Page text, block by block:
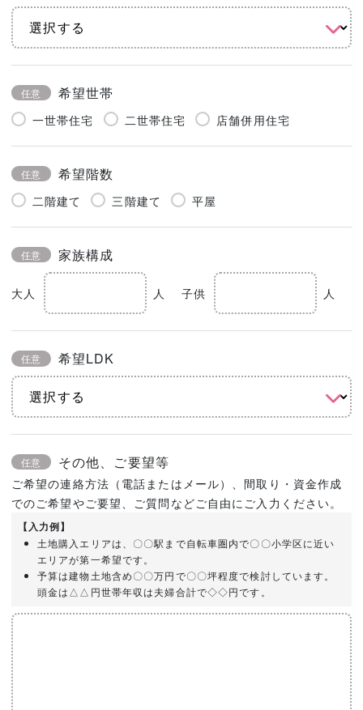
任意 希望世帯
一世帯住宅 二世帯住宅 店舗併用住宅
任意 希望階数
二階建て 三階建て 平屋
任意 家族構成
大人 人 子供 人
任意 希望LDK
任意 その他、ご要望等
ご希望の連絡方法（電話またはメール）、間取り・資金作成
でのご希望やご要望、ご質問などご自由にご入力ください。
【入力例】
土地購入エリアは、〇〇駅まで自転車圏内で〇〇小学区に近い
エリアが第一希望です。
予算は建物土地含め〇〇万円で〇〇坪程度で検討しています。
頭金は△△円世帯年収は夫婦合計で◇◇円です。